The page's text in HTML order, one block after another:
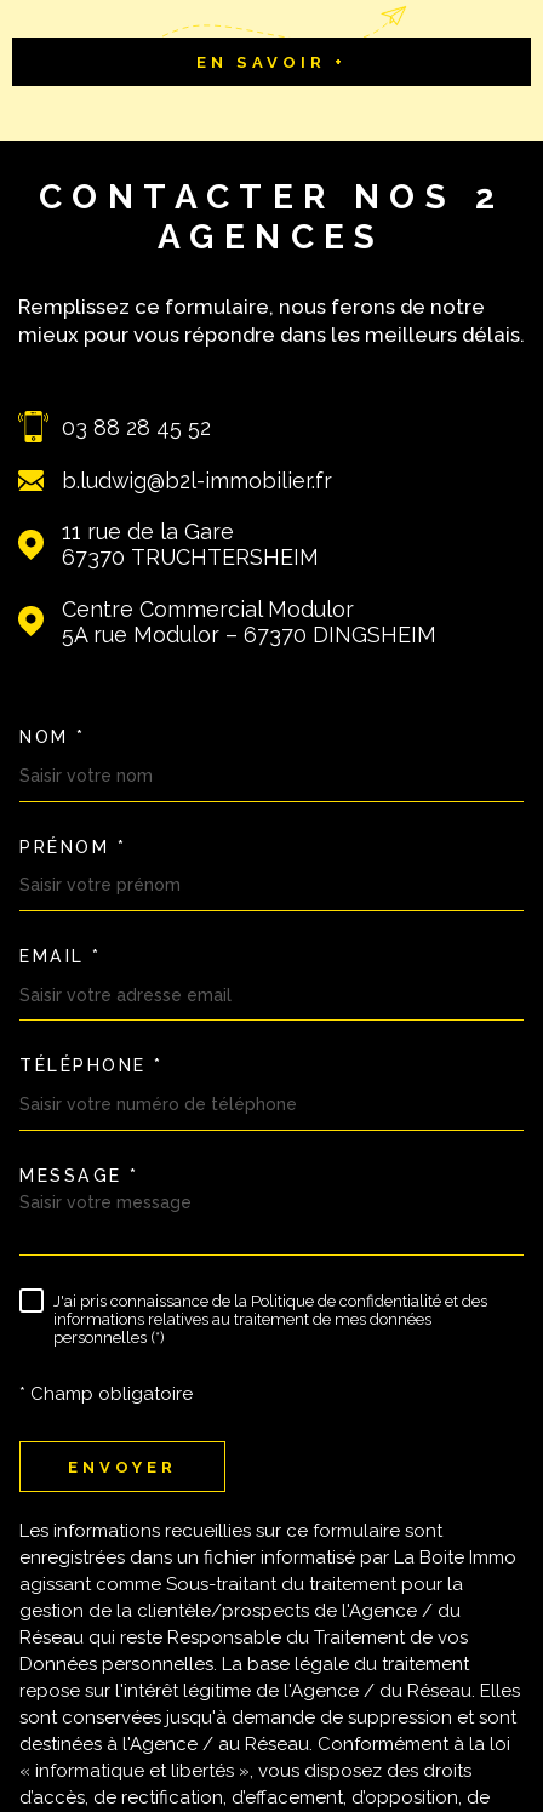
EN SAVOIR +
CONTACTER NOS 2
AGENCES
Remplissez ce formulaire, nous ferons de notre
mieux pour vous répondre dans les meilleurs délais.
03 88 28 45 52
b.ludwig@b2l-immobilier.fr
11 rue de la Gare
67370
TRUCHTERSHEIM
Centre Commercial Modulor
5A rue Modulor – 67370
DINGSHEIM
NOM *
PRÉNOM *
EMAIL *
TÉLÉPHONE *
MESSAGE *
RÈGLEMENTATION
J'ai pris connaissance de la Politique de confidentialité et des
informations relatives au traitement de mes données
personnelles (*)
* Champ obligatoire
ENVOYER
Les informations recueillies sur ce formulaire sont
enregistrées dans un fichier informatisé par La Boite Immo
agissant comme Sous-traitant du traitement pour la
gestion de la clientèle/prospects de l'Agence / du
Réseau qui reste Responsable du Traitement de vos
Données personnelles. La base légale du traitement
repose sur l'intérêt légitime de l'Agence / du Réseau. Elles
sont conservées jusqu'à demande de suppression et sont
destinées à l'Agence / au Réseau. Conformément à la loi
« informatique et libertés », vous disposez des droits
d’accès, de rectification, d’effacement, d’opposition, de